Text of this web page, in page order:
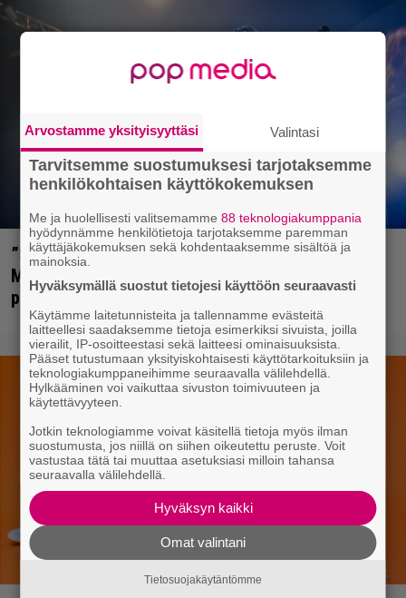
”Se oli oikeastaan aika herttaista” – Duff
McKagan kertoo Axl Rosen jännittäneen AC/DC-
pestiään
Arvostamme yksityisyyttäsi Valintasi
Tarvitsemme suostumuksesi tarjotaksemme
henkilökohtaisen käyttökokemuksen
Me ja huolellisesti valitsemamme88 teknologiakumppania
hyödynnämme henkilötietoja tarjotaksemme paremman
käyttäjäkokemuksen sekä kohdentaaksemme sisältöä ja
mainoksia.
Hyväksymällä suostut tietojesi käyttöön seuraavasti
Käytämme laitetunnisteita ja tallennamme evästeitä
laitteellesi saadaksemme tietoja esimerkiksi sivuista, joilla
vierailit, IP-osoitteestasi sekä laitteesi ominaisuuksista.
Pääset tutustumaan yksityiskohtaisesti käyttötarkoituksiin ja
teknologiakumppaneihimme seuraavalla välilehdellä.
Hylkääminen voi vaikuttaa sivuston toimivuuteen ja
käytettävyyteen.
Jotkin teknologiamme voivat käsitellä tietoja myös ilman
suostumusta, jos niillä on siihen oikeutettu peruste. Voit
vastustaa tätä tai muuttaa asetuksiasi milloin tahansa
seuraavalla välilehdellä.
Hyväksyn kaikki
Omat valintani
Tietosuojakäytäntömme